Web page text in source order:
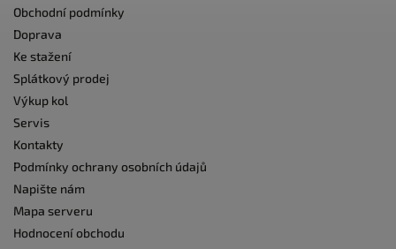
Obchodní podmínky
Doprava
Ke stažení
Splátkový prodej
Výkup kol
Servis
Kontakty
Podmínky ochrany osobních údajů
Napište nám
Mapa serveru
Hodnocení obchodu